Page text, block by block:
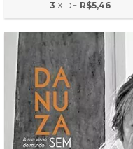
3 X DE R$5,46